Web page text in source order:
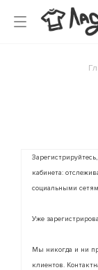
кабинета:
социальными
Уже
Мы никогда и ни
клиентов.